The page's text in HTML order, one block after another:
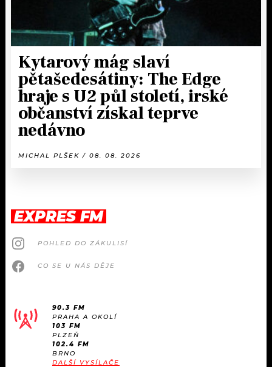
Kytarový mág slaví
pětašedesátiny: The Edge
hraje s U2 půl století, irské
občanství získal teprve
nedávno
MICHAL PLŠEK / 08. 08. 2026
EXPRES FM
POHLED DO ZÁKULISÍ
CO SE U NÁS DĚJE
90.3 FM
PRAHA A OKOLÍ
103 FM
PLZEŇ
102.4 FM
BRNO
DALŠÍ VYSÍLAČE